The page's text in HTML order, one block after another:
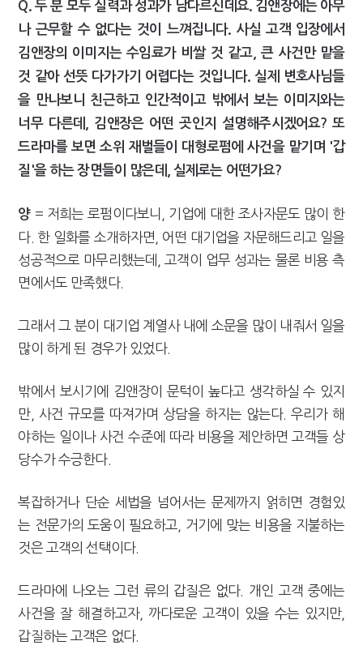
Q. 두 분 모두 실력과 성과가 남다르신데요. 김앤장에는 아무
나 근무할 수 없다는 것이 느껴집니다. 사실 고객 입장에서
김앤장의 이미지는 수임료가 비쌀 것 같고, 큰 사건만 맡을
것 같아 선뜻 다가가기 어렵다는 것입니다. 실제 변호사님들
을 만나보니 친근하고 인간적이고 밖에서 보는 이미지와는
너무 다른데, 김앤장은 어떤 곳인지 설명해주시겠어요? 또
드라마를 보면 소위 재벌들이 대형로펌에 사건을 맡기며 '갑
질'을 하는 장면들이 많은데, 실제로는 어떤가요?
양= 저희는 로펌이다보니, 기업에 대한 조사자문도 많이 한
다. 한 일화를 소개하자면, 어떤 대기업을 자문해드리고 일을
성공적으로 마무리했는데, 고객이 업무 성과는 물론 비용 측
면에서도 만족했다.
그래서 그 분이 대기업 계열사 내에 소문을 많이 내줘서 일을
많이 하게 된 경우가 있었다.
밖에서 보시기에 김앤장이 문턱이 높다고 생각하실 수 있지
만, 사건 규모를 따져가며 상담을 하지는 않는다. 우리가 해
야하는 일이나 사건 수준에 따라 비용을 제안하면 고객들 상
당수가 수긍한다.
복잡하거나 단순 세법을 넘어서는 문제까지 얽히면 경험있
는 전문가의 도움이 필요하고, 거기에 맞는 비용을 지불하는
것은 고객의 선택이다.
드라마에 나오는 그런 류의 갑질은 없다. 개인 고객 중에는
사건을 잘 해결하고자, 까다로운 고객이 있을 수는 있지만,
갑질하는 고객은 없다.